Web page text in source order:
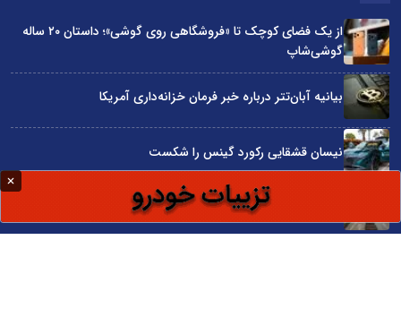
از یک فضای کوچک تا «فروشگاهی روی گوشی»؛ داستان ۲۰ ساله
گوشی‌شاپ
بیانیه آبان‌تتر درباره خبر فرمان خزانه‌داری آمریکا
نیسان قشقایی رکورد گینس را شکست
توسعه ایران با شعار محقق نمی‌شود